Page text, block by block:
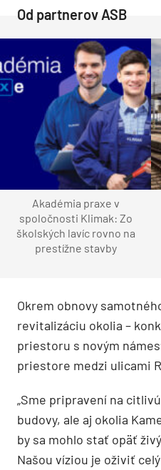
Od partnerov ASB
Akadémia praxe v
spoločnosti Klimak: Zo
školských lavíc rovno na
prestížne stavby
Okrem obnovy
revitalizáciu okolia –
priestoru s novým
priestore medzi ulicami
„Sme pripravení na
budovy, ale aj okolia
by sa mohlo stať opäť
Našou víziou je oživiť